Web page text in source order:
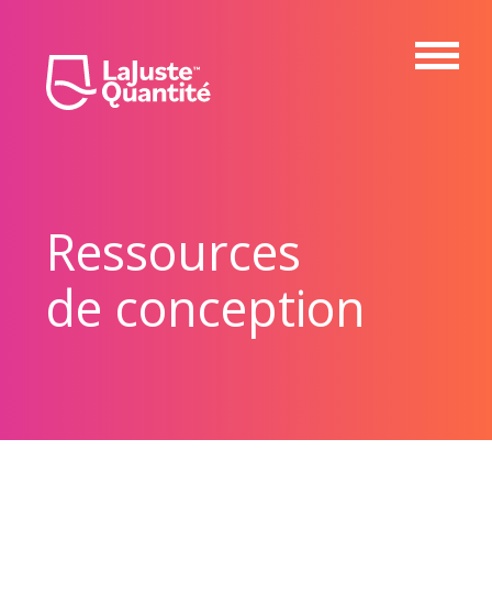
Ressources
de conception